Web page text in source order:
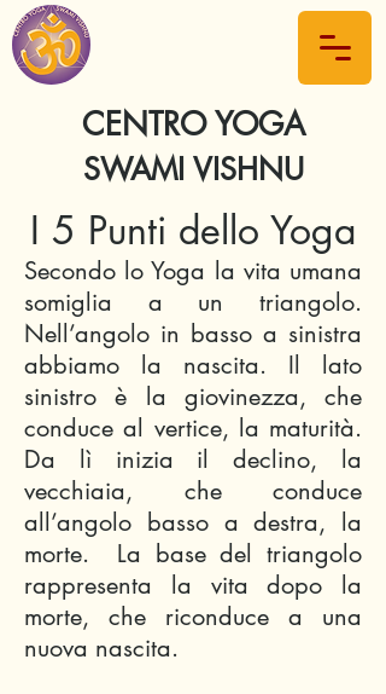
CENTRO YOGA
SWAMI VISHNU
I 5 Punti dello Yoga
Secondo lo Yoga la vita umana
somiglia a un triangolo.
Nell’angolo in basso a sinistra
abbiamo la nascita. Il lato
sinistro è la giovinezza, che
conduce al vertice, la maturità.
Da lì inizia il declino, la
vecchiaia, che conduce
all’angolo basso a destra, la
morte. La base del triangolo
rappresenta la vita dopo la
morte, che riconduce a una
nuova nascita.